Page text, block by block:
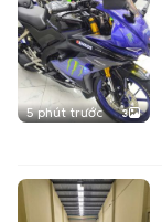
5 phút trước 3